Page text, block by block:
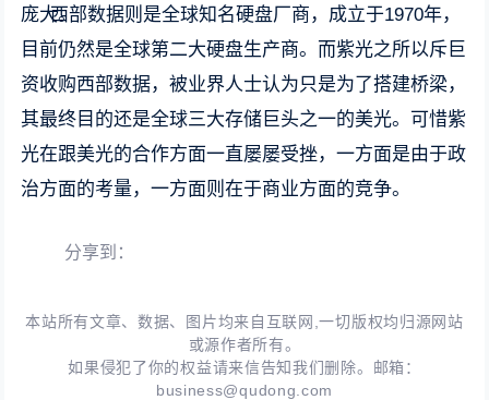
庞大。
西部数据则是全球知名硬盘厂商，成立于1970年，
目前仍然是全球第二大硬盘生产商。而紫光之所以斥巨
资收购西部数据，被业界人士认为只是为了搭建桥梁，
其最终目的还是全球三大存储巨头之一的美光。可惜紫
光在跟美光的合作方面一直屡屡受挫，一方面是由于政
治方面的考量，一方面则在于商业方面的竞争。
分享到：
本站所有文章、数据、图片均来自互联网,一切版权均归源网站
或源作者所有。
如果侵犯了你的权益请来信告知我们删除。邮箱：
business@qudong.com